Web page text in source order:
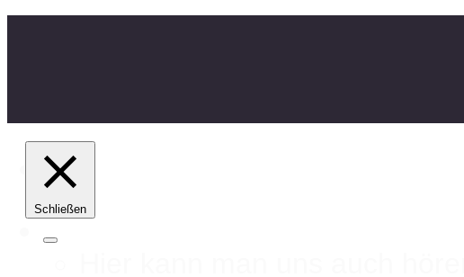
Schließen